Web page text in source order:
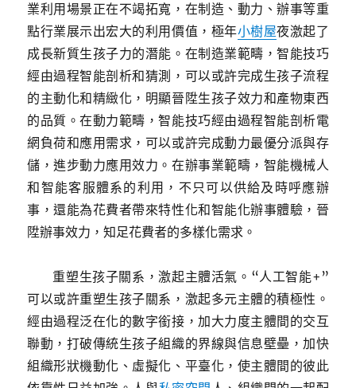
業利用場景正在不竭拓寬，在制造、動力、辦事等重
點行業展示出宏大的利用價值，極年小樹屋夜激起了
成長新質生孩子力的潛能。在制造業範疇，智能技巧
經由過程智能剖析和猜測，可以或許完成生孩子流程
的主動化和精緻化，明顯晉陞生孩子效力和產物東西
的品質。在動力範疇，智能技巧經由過程智能剖析電
網負荷和應用需求，可以或許完成動力最優分派與存
儲，進步動力應用效力。在辦事業範疇，智能機械人
和智能客服體系的利用，不只可以供給及時呼應辦
事，還能為花費者帶來特性化和智能化辦事體驗，晉
陞辦事效力，知足花費者的多樣化需求。
重塑生孩子關系，激起主體活氣。“人工智能+”
可以或許重塑生孩子關系，激起多元主體的積極性。
經由過程泛在化的數字銜接，加大力度主體間的交互
聯動，打破傳統生孩子組織的界線與信息壁壘，加快
組織形狀機動化、虛擬化、平臺化，使主體間的彼此